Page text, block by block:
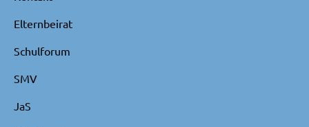
Elternbeirat
Schulforum
SMV
JaS